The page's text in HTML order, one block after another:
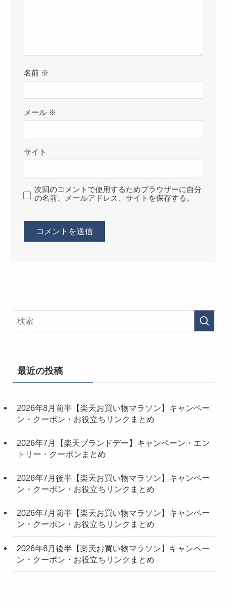
名前 ※
メール ※
サイト
次回のコメントで使用するためブラウザーに自分
の名前、メールアドレス、サイトを保存する。
最近の投稿
2026年8月前半【楽天お買い物マラソン】キャンペー
ン・クーポン・お役立ちリンクまとめ
2026年7月【楽天ブランドデー】キャンペーン・エン
トリー・クーポンまとめ
2026年7月後半【楽天お買い物マラソン】キャンペー
ン・クーポン・お役立ちリンクまとめ
2026年7月前半【楽天お買い物マラソン】キャンペー
ン・クーポン・お役立ちリンクまとめ
2026年6月後半【楽天お買い物マラソン】キャンペー
ン・クーポン・お役立ちリンクまとめ